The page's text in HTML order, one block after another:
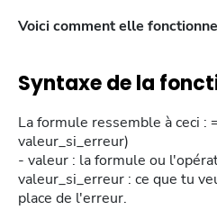
Voici comment elle
Syntaxe de la
La formule ressemble à ceci :
valeur_si_erreur)
- valeur : la formule ou
valeur_si_erreur : ce que tu
place de l'erreur.